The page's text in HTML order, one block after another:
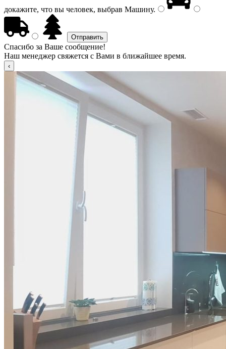
докажите, что вы человек, выбрав Машину.
Спасибо за Ваше сообщение!
Наш менеджер свяжется с Вами в ближайшее время.